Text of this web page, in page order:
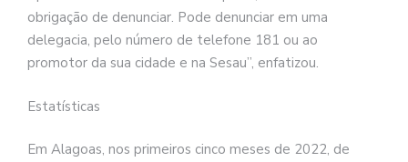
obrigação de denunciar. Pode denunciar em uma
delegacia, pelo número de telefone 181 ou ao
promotor da sua cidade e na Sesau”, enfatizou.
Estatísticas
Em Alagoas, nos primeiros cinco meses de 2022, de